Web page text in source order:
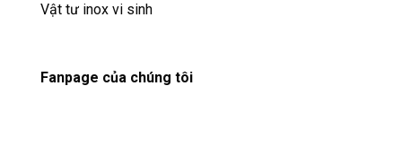
Vật tư inox vi sinh
Fanpage của chúng tôi